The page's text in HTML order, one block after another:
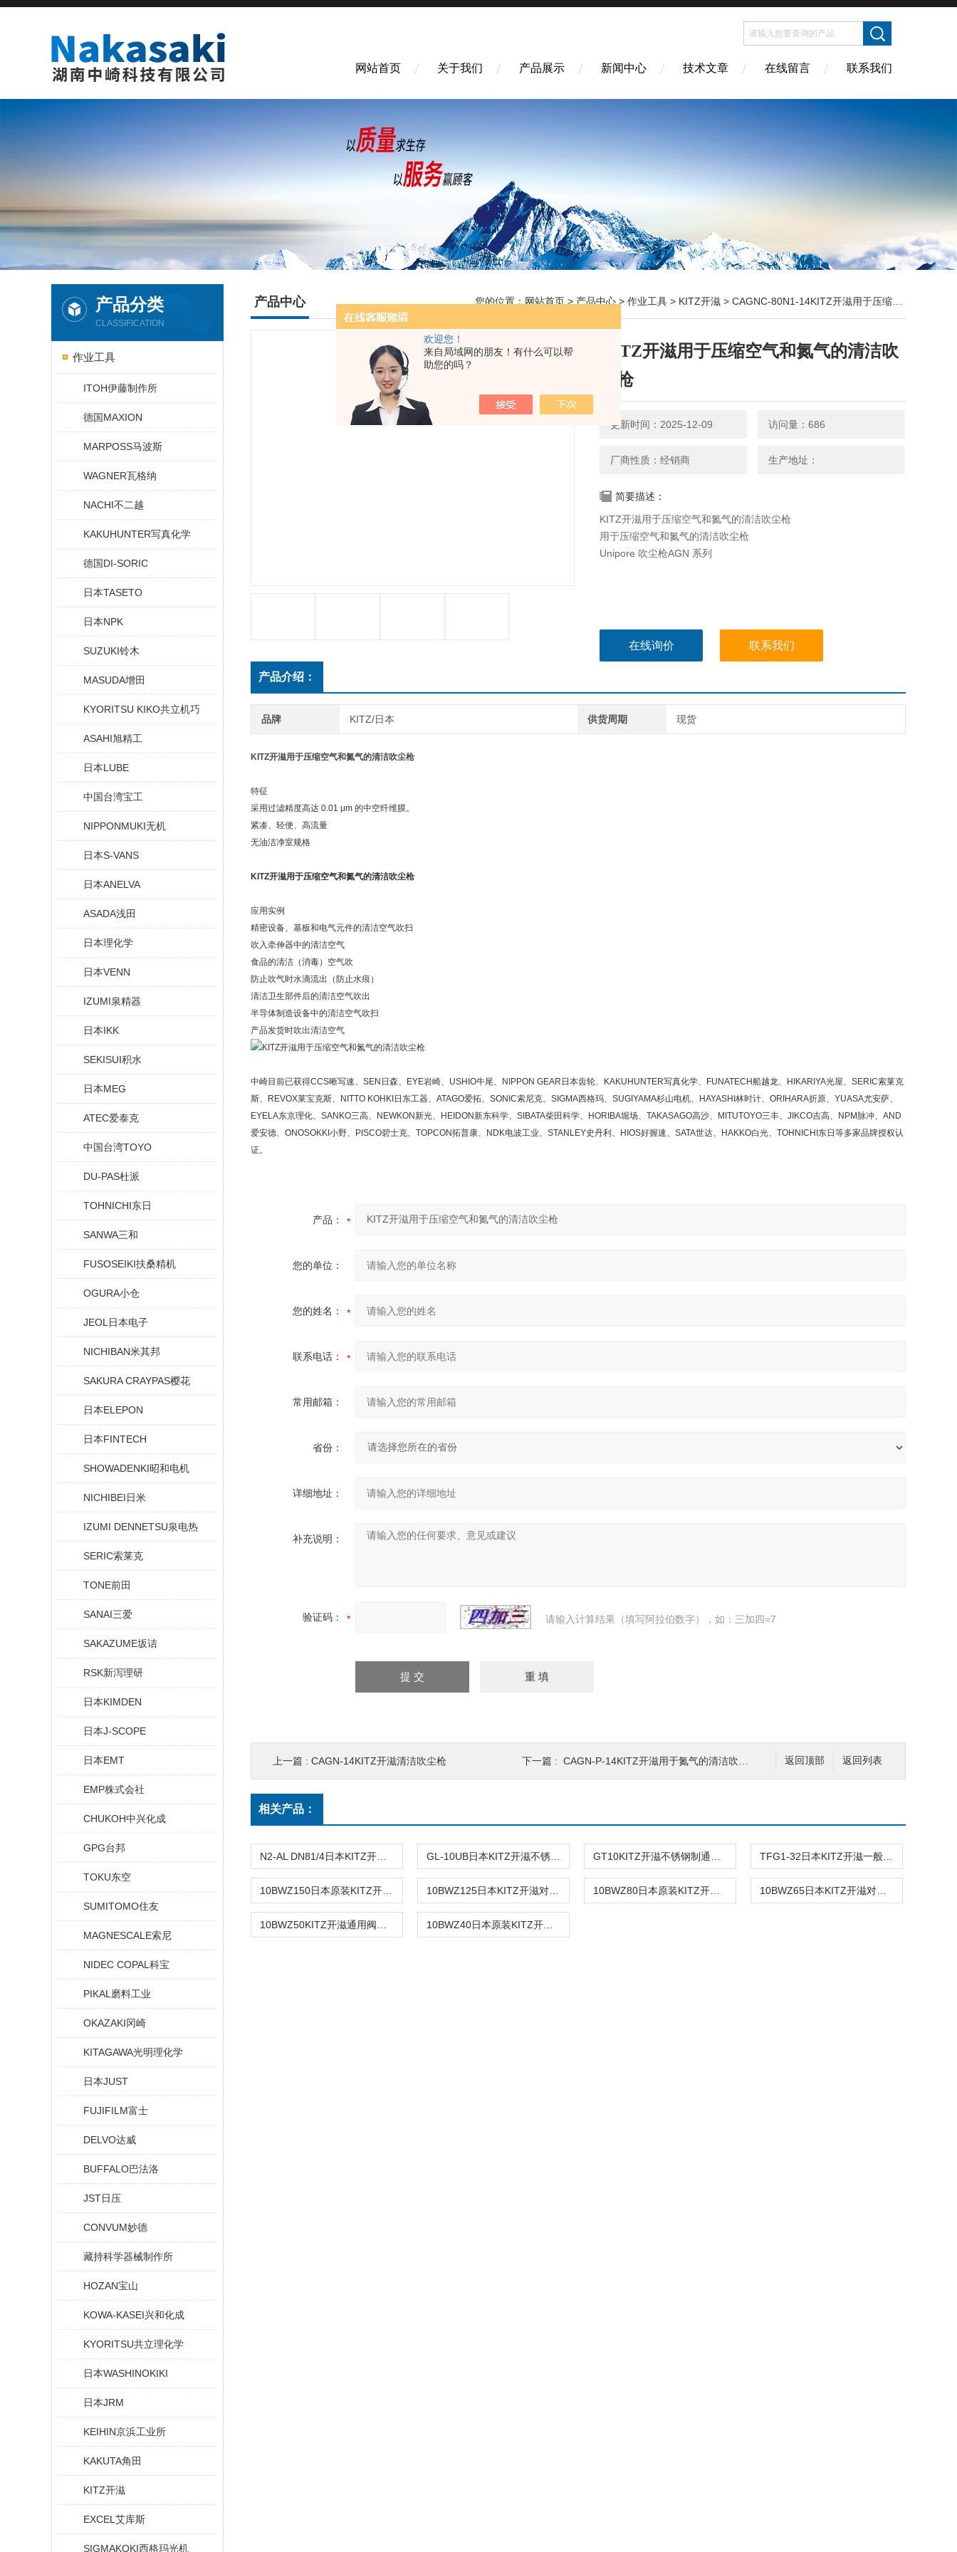
欢迎您！
来自局域网的朋友！有什么可以帮
助您的吗？
网站首页 关于我们 产品展示 新闻中心 技术文章 在线留言 联系我们
产品分类
CLASSIFICATION
作业工具
ITOH伊藤制作所
德国MAXION
MARPOSS马波斯
WAGNER瓦格纳
NACHI不二越
KAKUHUNTER写真化学
德国DI-SORIC
日本TASETO
日本NPK
SUZUKI铃木
MASUDA增田
KYORITSU KIKO共立机巧
ASAHI旭精工
日本LUBE
中国台湾宝工
NIPPONMUKI无机
日本S-VANS
日本ANELVA
ASADA浅田
日本理化学
日本VENN
IZUMI泉精器
日本IKK
SEKISUI积水
日本MEG
ATEC爱泰克
中国台湾TOYO
DU-PAS杜派
TOHNICHI东日
SANWA三和
FUSOSEIKI扶桑精机
OGURA小仓
JEOL日本电子
NICHIBAN米其邦
SAKURA CRAYPAS樱花
日本ELEPON
日本FINTECH
SHOWADENKI昭和电机
NICHIBEI日米
IZUMI DENNETSU泉电热
SERIC索莱克
TONE前田
SANAI三爱
SAKAZUME坂诘
RSK新泻理研
日本KIMDEN
日本J-SCOPE
日本EMT
EMP株式会社
CHUKOH中兴化成
GPG台邦
TOKU东空
SUMITOMO住友
MAGNESCALE索尼
NIDEC COPAL科宝
PIKAL磨料工业
OKAZAKI冈崎
KITAGAWA光明理化学
日本JUST
FUJIFILM富士
DELVO达威
BUFFALO巴法洛
JST日压
CONVUM妙德
藏持科学器械制作所
HOZAN宝山
KOWA-KASEI兴和化成
KYORITSU共立理化学
日本WASHINOKIKI
日本JRM
KEIHIN京浜工业所
KAKUTA角田
KITZ开滋
EXCEL艾库斯
SIGMAKOKI西格玛光机
产品中心 您的位置： 网站首页 > 产品中心 > 作业工具 > KITZ开滋 > CAGNC-80N1-14KITZ开滋用于压缩空气和氮气的清洁吹尘枪
KITZ开滋用于压缩空气和氮气的清洁吹
尘枪
更新时间：2025-12-09 访问量：686
厂商性质：经销商 生产地址：
简要描述：
KITZ开滋用于压缩空气和氮气的清洁吹尘枪
用于压缩空气和氮气的清洁吹尘枪
Unipore 吹尘枪AGN 系列
在线询价 联系我们
产品介绍：
品牌 KITZ/日本 供货周期 现货
KITZ开滋用于压缩空气和氮气的清洁吹尘枪
特征
采用过滤精度高达 0.01 μm 的中空纤维膜。
紧凑、轻便、高流量
无油洁净室规格
KITZ开滋用于压缩空气和氮气的清洁吹尘枪
应用实例
精密设备、基板和电气元件的清洁空气吹扫
吹入牵伸器中的清洁空气
食品的清洁（消毒）空气吹
防止吹气时水滴流出（防止水痕）
清洁卫生部件后的清洁空气吹出
半导体制造设备中的清洁空气吹扫
产品发货时吹出清洁空气
中崎目前已获得CCS晰写速、SEN日森、EYE岩崎、USHIO牛尾、NIPPON GEAR日本齿轮、KAKUHUNTER写真化学、FUNATECH船越龙、HIKARIYA光屋、SERIC索莱克
斯、REVOX莱宝克斯、NITTO KOHKI日东工器、ATAGO爱拓、SONIC索尼克、SIGMA西格玛、SUGIYAMA杉山电机、HAYASHI林时计、ORIHARA折原、YUASA尤安萨、
EYELA东京理化、SANKO三高、NEWKON新光、HEIDON新东科学、SIBATA柴田科学、HORIBA堀场、TAKASAGO高沙、MITUTOYO三丰、JIKCO吉高、NPM脉冲、AND
爱安德、ONOSOKKI小野、PISCO碧士克、TOPCON拓普康、NDK电波工业、STANLEY史丹利、HIOS好握速、SATA世达、HAKKO白光、TOHNICHI东日等多家品牌授权认
证。
产品：
您的单位：
您的姓名：
联系电话：
常用邮箱：
省份：
详细地址：
补充说明：
验证码： 请输入计算结果（填写阿拉伯数字），如：三加四=7
返回列表
返回顶部
上一篇 : CAGN-14KITZ开滋清洁吹尘枪 下一篇 : CAGN-P-14KITZ开滋用于氮气的清洁吹尘枪
相关产品：